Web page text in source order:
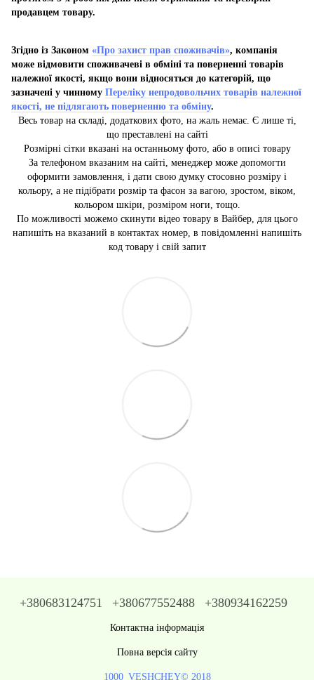
продавцем товару.
Згідно із Законом «Про захист прав споживачів», компанія
може відмовити споживачеві в обміні та поверненні товарів
належної якості, якщо вони відносяться до категорій, що
зазначені у чинному Переліку непродовольчих товарів належної
якості, не підлягають поверненню та обміну.
Весь товар на складі, додаткових фото, на жаль немає. Є лише ті,
що преставлені на сайті
Розмірні сітки вказані на останньому фото, або в описі товару
За телефоном вказаним на сайті, менеджер може допомогти
оформити замовлення, і дати свою думку стосовно розміру і
кольору, а не підібрати розмір та фасон за вагою, зростом, віком,
кольором шкіри, розміром ноги, тощо.
По можливості можемо скинути відео товару в Вайбер, для цього
напишіть на вказаний в контактах номер, в повідомленні напишіть
код товару і свій запит
+380683124751 +380677552488 +380934162259
Контактна інформація
Повна версія сайту
1000_VESHCHEY© 2018